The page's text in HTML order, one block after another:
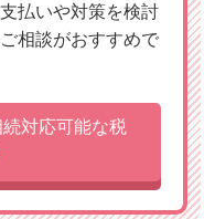
払いや対策を検討
相談がおすすめで
対応可能な税